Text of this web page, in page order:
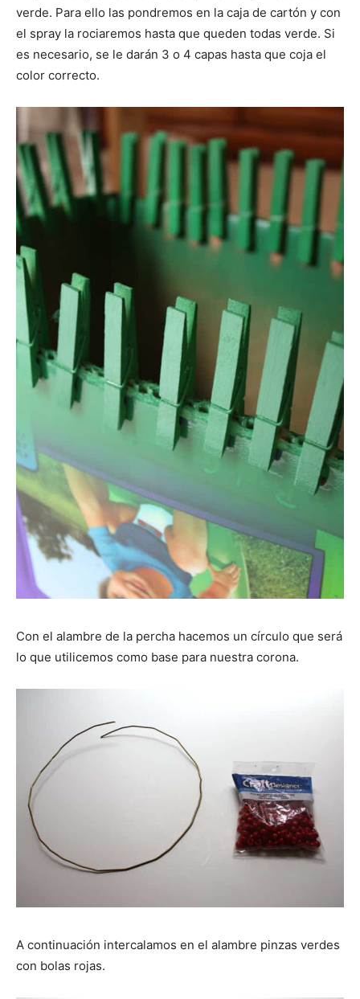
verde. Para ello las pondremos en la caja de cartón y con
el spray la rociaremos hasta que queden todas verde. Si
es necesario, se le darán 3 o 4 capas hasta que coja el
color correcto.
Con el alambre de la percha hacemos un círculo que será
lo que utilicemos como base para nuestra corona.
A continuación intercalamos en el alambre pinzas verdes
con bolas rojas.